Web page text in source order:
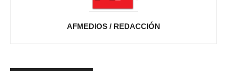
AFMEDIOS / REDACCIÓN